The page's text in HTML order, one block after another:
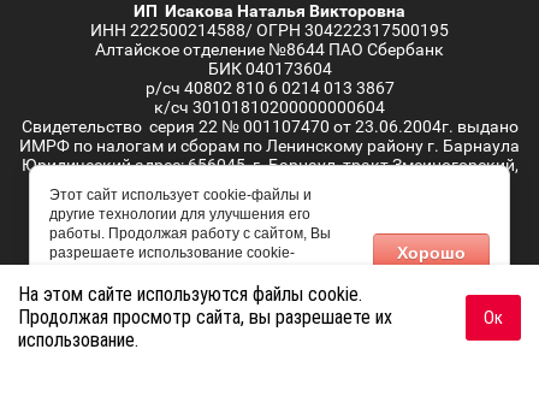
ИП Исакова Наталья Викторовна
ИНН 222500214588/ ОГРН 304222317500195
Алтайское отделение №8644 ПАО Сбербанк
БИК 040173604
р/сч 40802 810 6 0214 013 3867
к/сч 30101810200000000604
Свидетельство серия 22 № 001107470 от 23.06.2004г. выдано
ИМРФ по налогам и сборам по Ленинскому району г. Барнаула
Юридический адрес: 656045, г. Барнаул, тракт Змеиногорский,
д.69Л/4, кв.2
Copyright © 2021 - 2026
На этом сайте используются файлы cookie.
Продолжая просмотр сайта, вы разрешаете их
использование.
Ок
Этот сайт использует cookie-файлы и
другие технологии для улучшения его
работы. Продолжая работу с сайтом, Вы
разрешаете использование cookie-
файлы cookie в настройках Вашего
браузера.
Хорошо